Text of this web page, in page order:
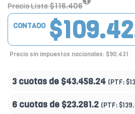
Precio Lista $116.406
CONTADO
Precio sin impuestos nacionales: $90.431
3 cuotas de $43.458.24 (PTF:
6 cuotas de $23.281.2 (PTF: